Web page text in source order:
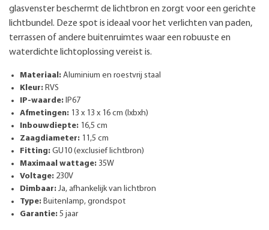
glasvenster beschermt de lichtbron en zorgt voor een gerichte
lichtbundel. Deze spot is ideaal voor het verlichten van paden,
terrassen of andere buitenruimtes waar een robuuste en
waterdichte lichtoplossing vereist is.
Materiaal: Aluminium en roestvrij staal
Kleur: RVS
IP-waarde: IP67
Afmetingen: 13 x 13 x 16 cm (lxbxh)
Inbouwdiepte: 16,5 cm
Zaagdiameter: 11,5 cm
Fitting: GU10 (exclusief lichtbron)
Maximaal wattage: 35W
Voltage: 230V
Dimbaar: Ja, afhankelijk van lichtbron
Type: Buitenlamp, grondspot
Garantie: 5 jaar